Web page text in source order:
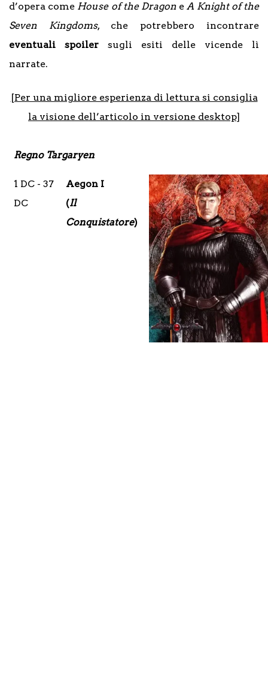
d’opera come House of the Dragon eA Knight of the
Seven Kingdoms, che potrebbero incontrare
eventuali spoiler sugli esiti delle vicende lì
narrate.
[Per una migliore esperienza di lettura si consiglia
la visione dell’articolo in versione desktop]
Regno Targaryen
1 DC - 37
DC
Aegon I
(Il
Conquistatore)